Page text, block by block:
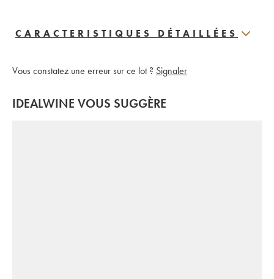
CARACTERISTIQUES DÉTAILLÉES
Vous constatez une erreur sur ce lot ? Signaler
IDEALWINE VOUS SUGGÈRE